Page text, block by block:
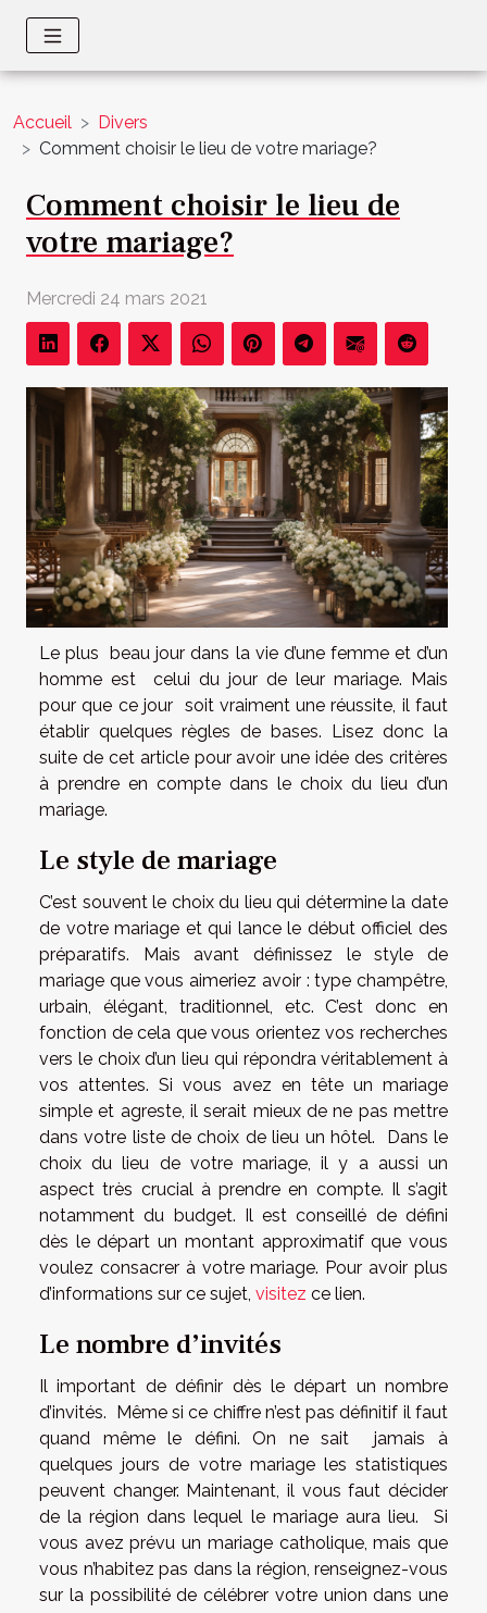
Accueil
Divers
Comment choisir le lieu de votre mariage?
Comment choisir le lieu de
votre mariage?
Mercredi 24 mars 2021
Le plus beau jour dans la vie d’une femme et d’un
homme est celui du jour de leur mariage. Mais
pour que ce jour soit vraiment une réussite, il faut
établir quelques règles de bases. Lisez donc la
suite de cet article pour avoir une idée des critères
à prendre en compte dans le choix du lieu d’un
mariage.
Le style de mariage
C’est souvent le choix du lieu qui détermine la date
de votre mariage et qui lance le début officiel des
préparatifs. Mais avant définissez le style de
mariage que vous aimeriez avoir : type champêtre,
urbain, élégant, traditionnel, etc. C’est donc en
fonction de cela que vous orientez vos recherches
vers le choix d’un lieu qui répondra véritablement à
vos attentes. Si vous avez en tête un mariage
simple et agreste, il serait mieux de ne pas mettre
dans votre liste de choix de lieu un hôtel. Dans le
choix du lieu de votre mariage, il y a aussi un
aspect très crucial à prendre en compte. Il s’agit
notamment du budget. Il est conseillé de défini
dès le départ un montant approximatif que vous
voulez consacrer à votre mariage. Pour avoir plus
d’informations sur ce sujet, visitez ce lien.
Le nombre d’invités
Il important de définir dès le départ un nombre
d’invités. Même si ce chiffre n’est pas définitif il faut
quand même le défini. On ne sait jamais à
quelques jours de votre mariage les statistiques
peuvent changer. Maintenant, il vous faut décider
de la région dans lequel le mariage aura lieu. Si
vous avez prévu un mariage catholique, mais que
vous n’habitez pas dans la région, renseignez-vous
sur la possibilité de célébrer votre union dans une